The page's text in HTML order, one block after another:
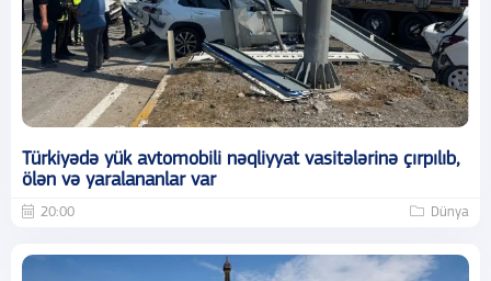
Türkiyədə yük avtomobili nəqliyyat vasitələrinə çırpılıb,
ölən və yaralananlar var
20:00 Dünya